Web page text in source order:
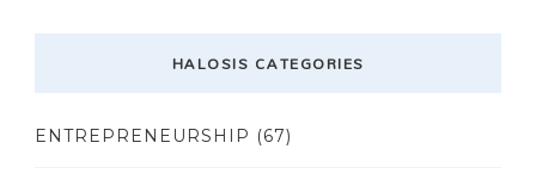
HALOSIS CATEGORIES
ENTREPRENEURSHIP (67)